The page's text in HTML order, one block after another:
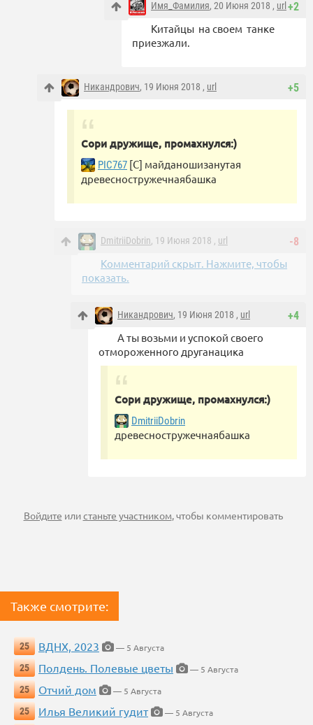
+2
Имя_Фамилия, 20 Июня 2018 , url
Китайцы на своем танке
приезжали.
+5
Никандрович, 19 Июня 2018 , url
Сори дружище, промахнулся:)
PIC767 [С] майданошизанутая
древесностружечнаябашка
-8
DmitriiDobrin, 19 Июня 2018 , url
Комментарий скрыт. Нажмите, чтобы
показать.
+4
Никандрович, 19 Июня 2018 , url
А ты возьми и успокой своего
отмороженного друганацика
Сори дружище, промахнулся:)
DmitriiDobrin
древесностружечнаябашка
Войдите илистаньте участником, чтобы комментировать
Также смотрите:
25 ВДНХ, 2023
— 5 Августа
25
Полдень. Полевые цветы
— 5 Августа
25
Отчий дом
— 5 Августа
25
Илья Великий гудит
— 5 Августа